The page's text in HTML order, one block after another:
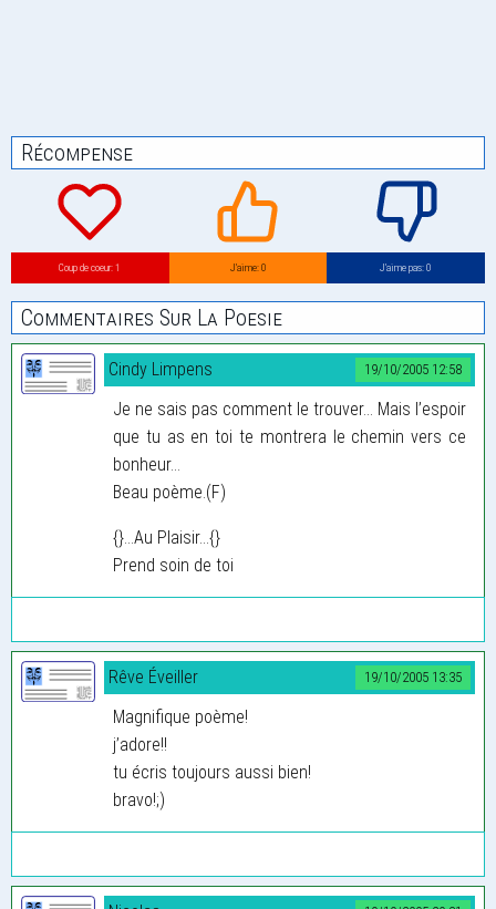
Récompense
Coup de coeur: 1 J’aime: 0 J’aime pas: 0
Commentaires Sur La Poesie
19/10/2005 12:58
Cindy Limpens
Je ne sais pas comment le trouver... Mais l’espoir
que tu as en toi te montrera le chemin vers ce
bonheur...
Beau poème.(F)
{}...Au Plaisir...{}
Prend soin de toi
19/10/2005 13:35
Rêve Éveiller
Magnifique poème!
j’adore!!
tu écris toujours aussi bien!
bravo!;)